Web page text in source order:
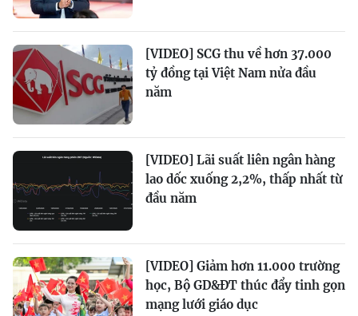
[VIDEO] SCG thu về hơn 37.000
tỷ đồng tại Việt Nam nửa đầu
năm
[VIDEO] Lãi suất liên ngân hàng
lao dốc xuống 2,2%, thấp nhất từ
đầu năm
[VIDEO] Giảm hơn 11.000 trường
học, Bộ GD&ĐT thúc đẩy tinh gọn
mạng lưới giáo dục